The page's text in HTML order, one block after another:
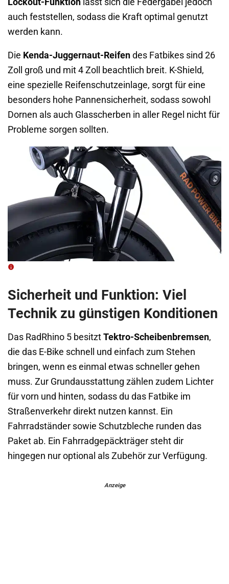
auch feststellen, sodass die Kraft optimal genutzt
werden kann.
Die Kenda-Juggernaut-Reifen des Fatbikes sind 26
Zoll groß und mit 4 Zoll beachtlich breit. K-Shield,
eine spezielle Reifenschutzeinlage, sorgt für eine
besonders hohe Pannensicherheit, sodass sowohl
Dornen als auch Glasscherben in aller Regel nicht für
Probleme sorgen sollten.
Sicherheit und Funktion: Viel
Technik zu günstigen Konditionen
Das RadRhino 5 besitzt Tektro-Scheibenbremsen,
die das E-Bike schnell und einfach zum Stehen
bringen, wenn es einmal etwas schneller gehen
muss. Zur Grundausstattung zählen zudem Lichter
für vorn und hinten, sodass du das Fatbike im
Straßenverkehr direkt nutzen kannst. Ein
Fahrradständer sowie Schutzbleche runden das
Paket ab. Ein Fahrradgepäckträger steht dir
hingegen nur optional als Zubehör zur Verfügung.
Anzeige